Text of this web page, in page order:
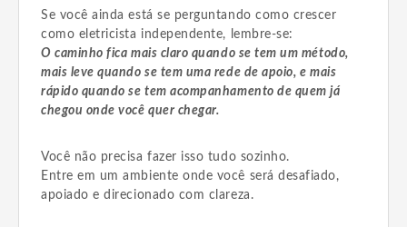
Se você ainda está se perguntando como crescer
como eletricista independente, lembre-se:
O caminho fica mais claro quando se tem um método,
mais leve quando se tem uma rede de apoio, e mais
rápido quando se tem acompanhamento de quem já
chegou onde você quer chegar.
Você não precisa fazer isso tudo sozinho.
Entre em um ambiente onde você será desafiado,
apoiado e direcionado com clareza.